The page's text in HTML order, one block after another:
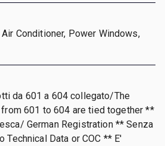
Conditioner, Power Windows,
da 601 a 604 collegato/The
601 to 604 are tied together **
German Registration ** Senza
Technical Data or COC ** E'